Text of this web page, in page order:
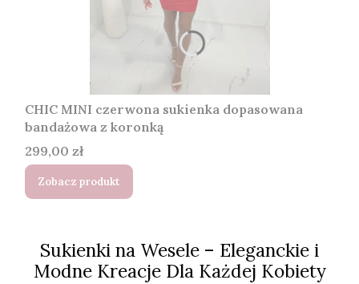
CHIC MINI czerwona sukienka dopasowana
bandażowa z koronką
Cena
299,00 zł
Zobacz produkt
Sukienki na Wesele – Eleganckie i
Modne Kreacje Dla Każdej Kobiety